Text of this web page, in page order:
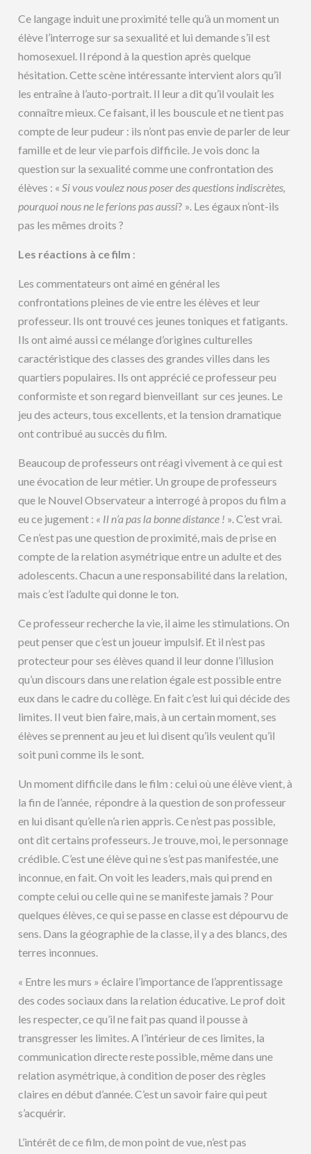
Ce langage induit une proximité telle qu’à un moment un
élève l’interroge sur sa sexualité et lui demande s’il est
homosexuel. Il répond à la question après quelque
hésitation. Cette scène intéressante intervient alors qu’il
les entraîne à l’auto-portrait. Il leur a dit qu’il voulait les
connaître mieux. Ce faisant, il les bouscule et ne tient pas
compte de leur pudeur : ils n’ont pas envie de parler de leur
famille et de leur vie parfois difficile. Je vois donc la
question sur la sexualité comme une confrontation des
élèves : «Si vous voulez nous poser des questions indiscrètes,
pourquoi nous ne le ferions pas aussi? ». Les égaux n’ont-ils
pas les mêmes droits ?
Les réactions à ce film :
Les commentateurs ont aimé en général les
confrontations pleines de vie entre les élèves et leur
professeur. Ils ont trouvé ces jeunes toniques et fatigants.
Ils ont aimé aussi ce mélange d’origines culturelles
caractéristique des classes des grandes villes dans les
quartiers populaires. Ils ont apprécié ce professeur peu
conformiste et son regard bienveillant sur ces jeunes. Le
jeu des acteurs, tous excellents, et la tension dramatique
ont contribué au succès du film.
Beaucoup de professeurs ont réagi vivement à ce qui est
une évocation de leur métier. Un groupe de professeurs
que le Nouvel Observateur a interrogé à propos du film a
eu ce jugement : « Il n’a pas la bonne distance ! ». C’est vrai.
Ce n’est pas une question de proximité, mais de prise en
compte de la relation asymétrique entre un adulte et des
adolescents. Chacun a une responsabilité dans la relation,
mais c’est l’adulte qui donne le ton.
Ce professeur recherche la vie, il aime les stimulations. On
peut penser que c’est un joueur impulsif. Et il n’est pas
protecteur pour ses élèves quand il leur donne l’illusion
qu’un discours dans une relation égale est possible entre
eux dans le cadre du collège. En fait c’est lui qui décide des
limites. Il veut bien faire, mais, à un certain moment, ses
élèves se prennent au jeu et lui disent qu’ils veulent qu’il
soit puni comme ils le sont.
Un moment difficile dans le film : celui où une élève vient, à
la fin de l’année, répondre à la question de son professeur
en lui disant qu’elle n’a rien appris. Ce n’est pas possible,
ont dit certains professeurs. Je trouve, moi, le personnage
crédible. C’est une élève qui ne s’est pas manifestée, une
inconnue, en fait. On voit les leaders, mais qui prend en
compte celui ou celle qui ne se manifeste jamais ? Pour
quelques élèves, ce qui se passe en classe est dépourvu de
sens. Dans la géographie de la classe, il y a des blancs, des
terres inconnues.
« Entre les murs » éclaire l’importance de l’apprentissage
des codes sociaux dans la relation éducative. Le prof doit
les respecter, ce qu’il ne fait pas quand il pousse à
transgresser les limites. A l’intérieur de ces limites, la
communication directe reste possible, même dans une
relation asymétrique, à condition de poser des règles
claires en début d’année. C’est un savoir faire qui peut
s’acquérir.
L’intérêt de ce film, de mon point de vue, n’est pas